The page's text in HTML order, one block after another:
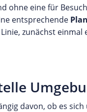
ohne eine für
entsprechende
zunächst
davon, ob es